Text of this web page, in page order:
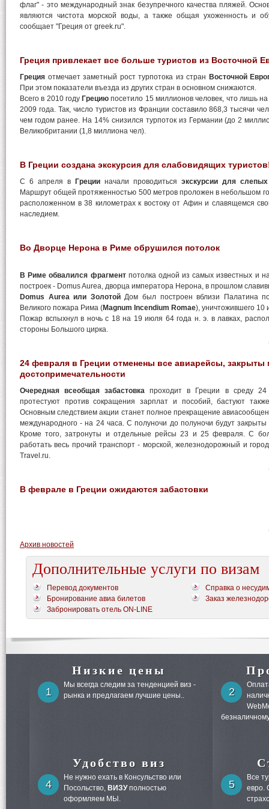
флаг" - это международный знак безупречного качества пляжей.
являются чистота морской воды, а также общая ухоженность и
сообщает "Греция от greek.ru".
Греция привлекает все больше туристов из Восточной
Греция отмечает заметный рост турпотока из стран Восточной
При этом показатели въезда из других стран в основном снижаются.
Всего в 2010 году Грецию посетило 15 миллионов человек, что лишь
2009 года. Так, число туристов из Франции составило 868,3 тысячи
чем годом ранее. На 14% снизился турпоток из Германии (до 2
Великобритании (1,8 миллиона чел).
В Греции создана экскурсия для слабовидящих
С 6 апреля в Греции начали проводиться экскурсии для слепых
Маршрут общей протяженностью 500 метров проложен в небольшом
расположенном в 38 километрах к востоку от Афин и славящемся
наследием.
Во Дворце Нерона в Риме обрушился потолок
В Риме обвалился фрагментпотолка одной из самых известных и
построек - Domus Aurea, дворца императора Нерона, в прошлом
Domus Aurea или ЗолотойДом был построен вблизи Палатина
Великого пожара Рима (Magnum Incendium Romae), уничтожившего 10
Пожар вспыхнул в ночь с 18 на 19 июля 64 года н. э. в лавках,
стороны Большого цирка.
24 февраля в Греции отменены все авиарейсы, закрыты
достопримечательности
Очередная всеобщая забастовка проходит в Греции в среду
протестуют против сокращения зарплат и пособий, бастуют
Основным следствием акции станет полное прекращение
международного - на 24 часа. С полуночи до полуночи будут закрыты
Кроме того, затронуты и отдельные рейсы 23 и 25 февраля. С
работать весь прочий транспорт - морской, железнодорожный и
Travel.ru.
В феврале в Греции ожидаются забастовки
Архив новостей
Дополнительные услуги по визам
Перевод документов
Справка о
Бронирование авиа билетов
Заказ
Забронировать отель ON-LINE
Низкие цены
1
Мы всегда следим за тенденцией виз -
рынка и предлагаем лучшие цены..
2
Удобство виз
4
Не нужно ехать в Консульство или
Посольство, ВИЗУполностью
оформляем МЫ.
5
Все
евро.